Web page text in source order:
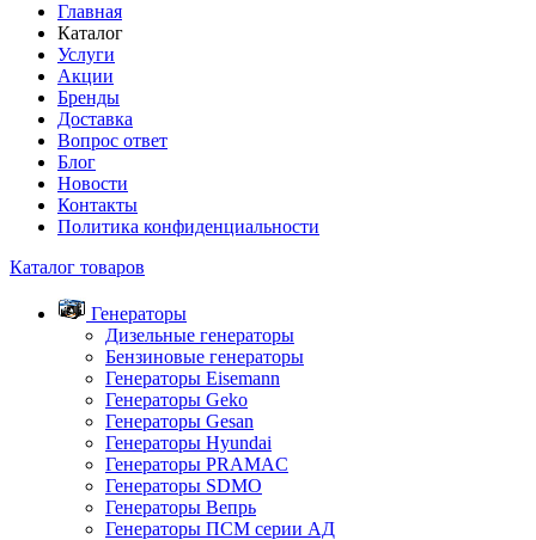
Главная
Каталог
Услуги
Акции
Бренды
Доставка
Вопрос ответ
Блог
Новости
Контакты
Политика конфиденциальности
Каталог товаров
Генераторы
Дизельные генераторы
Бензиновые генераторы
Генераторы Eisemann
Генераторы Geko
Генераторы Gesan
Генераторы Hyundai
Генераторы PRAMAC
Генераторы SDMO
Генераторы Вепрь
Генераторы ПСМ серии АД